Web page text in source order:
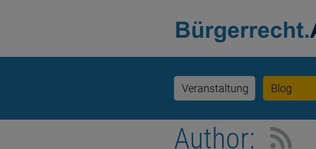
Veranstaltung Blog
Author: